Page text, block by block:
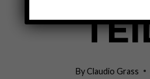
ByClaudio Grass